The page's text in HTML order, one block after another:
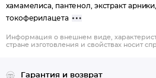
хамамелиса, пантенол, экстракт
токоферилацета
Информация о внешнем виде,
стране изготовления и свойствах носит
Гарантия и возврат